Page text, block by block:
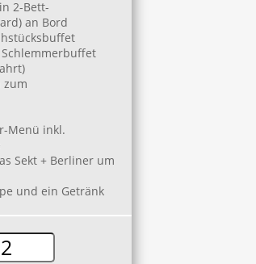
2-Bett-
an Bord
zum
Menü inkl.
Sekt + Berliner um
und ein Getränk